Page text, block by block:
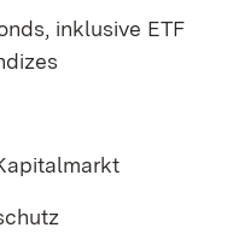
inklusive ETF